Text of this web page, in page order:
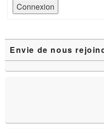
Connexion
principale
de
widget
Envie de nous